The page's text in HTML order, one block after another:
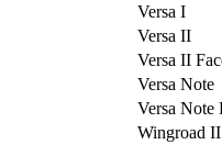
Versa I
Versa II
Versa II
Versa Note
Versa Note
Wingroad